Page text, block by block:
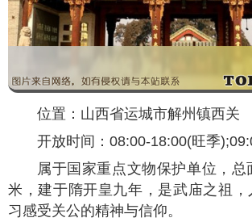
位置：山西省运城市解州镇西关
开放时间：08:00-18:00(旺季
属于国家重点文物保护单位，
米，建于隋开皇九年，是武庙之祖
习感受关公的精神与信仰。